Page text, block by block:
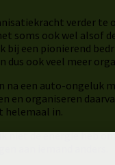
verder te
soms ook wel alsof
bij een pionierend
ook veel meer
een auto-ongeluk
organiseren
helemaal in.
niet de energie heb
aan iemand anders.